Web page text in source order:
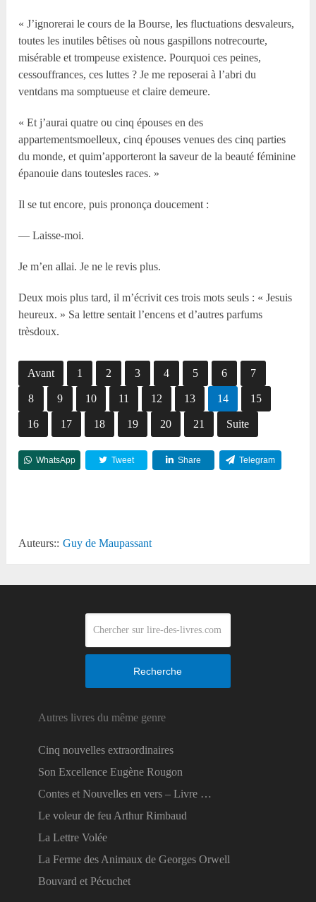
« J’ignorerai le cours de la Bourse, les fluctuations desvaleurs,
toutes les inutiles bêtises où nous gaspillons notrecourte,
misérable et trompeuse existence. Pourquoi ces peines,
cessouffrances, ces luttes ? Je me reposerai à l’abri du
ventdans ma somptueuse et claire demeure.
« Et j’aurai quatre ou cinq épouses en des
appartementsmoelleux, cinq épouses venues des cinq parties
du monde, et quim’apporteront la saveur de la beauté féminine
épanouie dans toutesles races. »
Il se tut encore, puis prononça doucement :
— Laisse-moi.
Je m’en allai. Je ne le revis plus.
Deux mois plus tard, il m’écrivit ces trois mots seuls : « Jesuis
heureux. » Sa lettre sentait l’encens et d’autres parfums
trèsdoux.
Avant 1 2 3 4 5 6 7
8 9 10 11 12 13 14 15
16 17 18 19 20 21 Suite
WhatsApp Tweet Share Telegram
Auteurs:: Guy de Maupassant
Recherche
Autres livres du même genre
Cinq nouvelles extraordinaires
Son Excellence Eugène Rougon
Contes et Nouvelles en vers – Livre …
Le voleur de feu Arthur Rimbaud
La Lettre Volée
La Ferme des Animaux de Georges Orwell
Bouvard et Pécuchet